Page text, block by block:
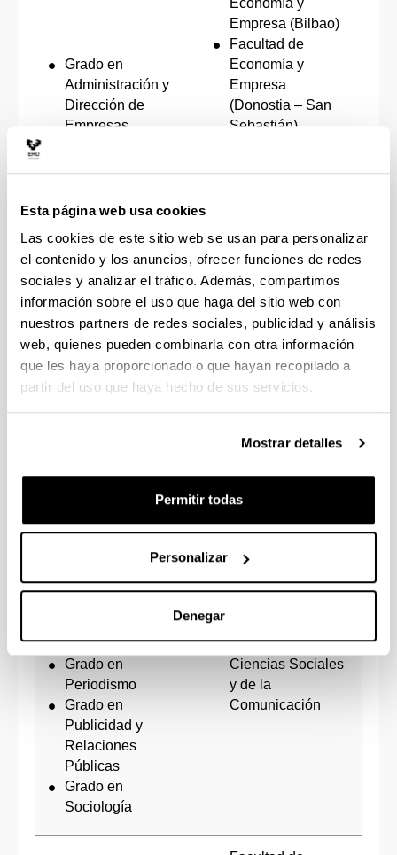
Esta página web usa cookies
Las cookies de este sitio web se usan para personalizar
el contenido y los anuncios, ofrecer funciones de redes
sociales y analizar el tráfico. Además, compartimos
información sobre el uso que haga del sitio web con
nuestros partners de redes sociales, publicidad y análisis
web, quienes pueden combinarla con otra información
que les haya proporcionado o que hayan recopilado a
partir del uso que haya hecho de sus servicios.
Mostrar detalles
Permitir todas
Personalizar
Denegar
Grado en
Administración y
Dirección de
Empresas
Economía y
Empresa (Bilbao)
Facultad de
Economía y
Empresa
(Donostia – San
Sebastián)
Grado en Gestión
de Negocios
Facultad de
Economía y
Empresa (Bilbao)
Grado en
Economía
Grado en
Fiscalidad y
Empresa (Bilbao)
Política y Gestión
Pública
Audiovisual
Grado en
Periodismo
Grado en
Publicidad y
Relaciones
Públicas
Grado en
Sociología
Facultad de
Ciencias Sociales
y de la
Comunicación